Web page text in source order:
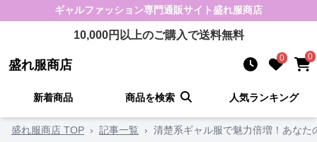
ギャルファッション専門通販サイト盛れ服商店
10,000円以上のご購入で送料無料
盛れ服商店 0 0
新着商品 商品を検索 人気ランキング
盛れ服商店 TOP › 記事一覧 › 清楚系ギャル服で魅力倍増！あな